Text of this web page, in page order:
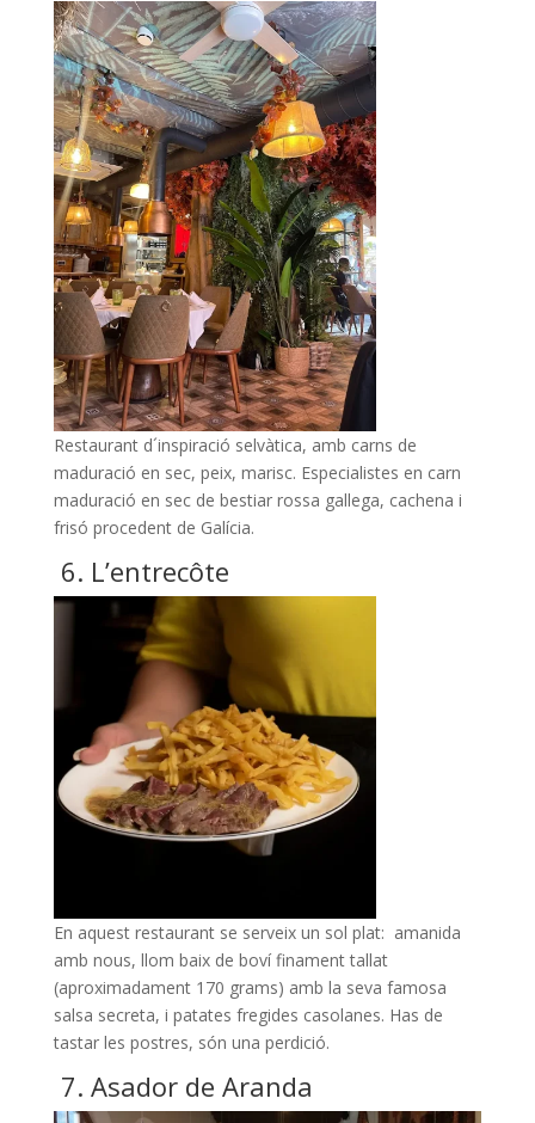
Restaurant d´inspiració selvàtica, amb carns de
maduració en sec, peix, marisc. Especialistes en carn
maduració en sec de bestiar rossa gallega, cachena i
frisó procedent de Galícia.
6. L’entrecôte
En aquest restaurant se serveix un sol plat: amanida
amb nous, llom baix de boví finament tallat
(aproximadament 170 grams) amb la seva famosa
salsa secreta, i patates fregides casolanes. Has de
tastar les postres, són una perdició.
7. Asador de Aranda